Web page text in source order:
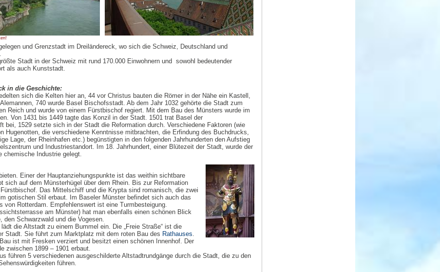
und Grenzstadt im Dreiländereck, wo sich die Schweiz, Deutschland und
Stadt in der Schweiz mit rund 170.000 Einwohnern und sowohl bedeutender
als auch Kunststadt.
in die Geschichte:
sich die Kelten hier an, 44 vor Christus bauten die Römer in der Nähe ein Kastell,
740 wurde Basel Bischofsstadt. Ab dem Jahr 1032 gehörte die Stadt zum
Reich und wurde von einem Fürstbischof regiert. Mit dem Bau des Münsters wurde im
Von 1431 bis 1449 tagte das Konzil in der Stadt. 1501 trat Basel der
bei, 1529 setzte sich in der Stadt die Reformation durch. Verschiedene Faktoren (wie
Hugenotten, die verschiedene Kenntnisse mitbrachten, die Erfindung des Buchdrucks,
Lage, der Rheinhafen etc.) begünstigten in den folgenden Jahrhunderten den Aufstieg
und Industriestandort. Im 18. Jahrhundert, einer Blütezeit der Stadt, wurde der
chemische Industrie gelegt.
Einer der Hauptanziehungspunkte ist das weithin sichtbare
sich auf dem Münsterhügel über dem Rhein. Bis zur Reformation
Das Mittelschiff und die Krypta sind romanisch, die zwei
gotischen Stil erbaut. Im Baseler Münster befindet sich auch das
von Rotterdam. Empfehlenswert ist eine Turmbesteigung.
am Münster) hat man ebenfalls einen schönen Blick
den Schwarzwald und die Vogesen.
die Altstadt zu einem Bummel ein. Die „Freie Straße“ ist die
Stadt. Sie führt zum Marktplatz mit dem roten Bau des Rathauses
ist mit Fresken verziert und besitzt einen schönen Innenhof. Der
zwischen 1899 – 1901 erbaut.
führen 5 verschiedenen ausgeschilderte Altstadtrundgänge durch die Stadt, die zu den
führen.